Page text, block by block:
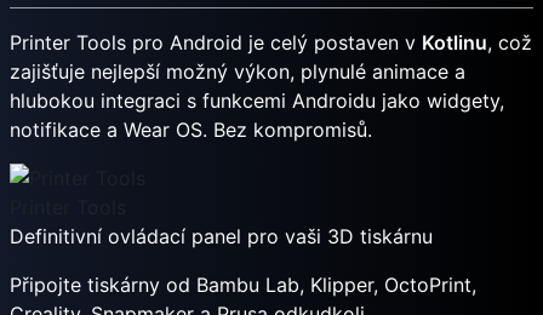
Printer Tools pro Android je celý postaven v Kotlinu, což
zajišťuje nejlepší možný výkon, plynulé animace a
hlubokou integraci s funkcemi Androidu jako widgety,
notifikace a Wear OS. Bez kompromisů.
Definitivní ovládací panel pro vaši 3D tiskárnu
Připojte tiskárny od Bambu Lab, Klipper, OctoPrint,